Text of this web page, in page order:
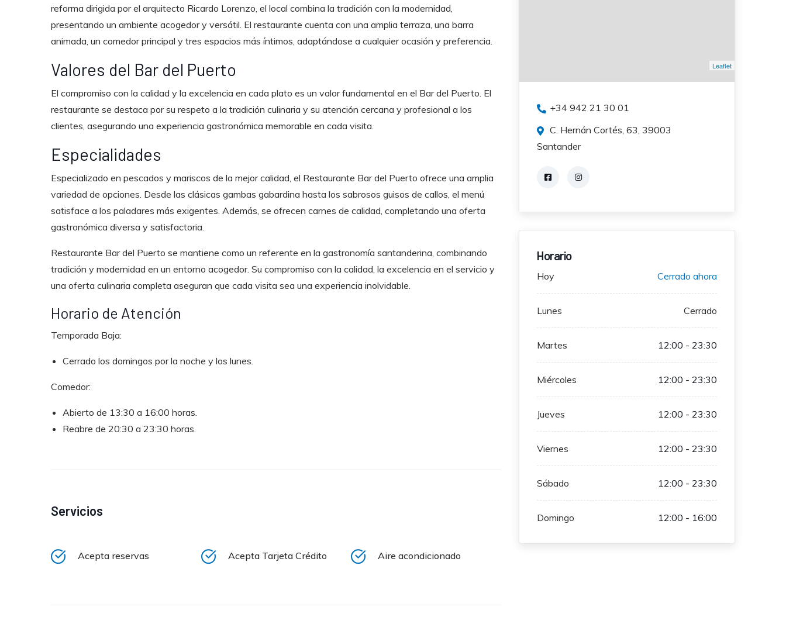
reforma dirigida por el arquitecto Ricardo Lorenzo, el local combina la tradición con la modernidad,
presentando un ambiente acogedor y versátil. El restaurante cuenta con una amplia terraza, una barra
animada, un comedor principal y tres espacios más íntimos, adaptándose a cualquier ocasión y preferencia.
Valores del Bar del Puerto
El compromiso con la calidad y la excelencia en cada plato es un valor fundamental en el Bar del Puerto. El
restaurante se destaca por su respeto a la tradición culinaria y su atención cercana y profesional a los
clientes, asegurando una experiencia gastronómica memorable en cada visita.
Especialidades
Especializado en pescados y mariscos de la mejor calidad, el Restaurante Bar del Puerto ofrece una amplia
variedad de opciones. Desde las clásicas gambas gabardina hasta los sabrosos guisos de callos, el menú
satisface a los paladares más exigentes. Además, se ofrecen carnes de calidad, completando una oferta
gastronómica diversa y satisfactoria.
Restaurante Bar del Puerto se mantiene como un referente en la gastronomía santanderina, combinando
tradición y modernidad en un entorno acogedor. Su compromiso con la calidad, la excelencia en el servicio y
una oferta culinaria completa aseguran que cada visita sea una experiencia inolvidable.
Horario de Atención
Temporada Baja:
Cerrado los domingos por la noche y los lunes.
Comedor:
Abierto de 13:30 a 16:00 horas.
Reabre de 20:30 a 23:30 horas.
Servicios
Acepta reservas Acepta Tarjeta Crédito Aire acondicionado
Leaflet
+34 942 21 30 01
C. Hernán Cortés, 63, 39003
Santander
Horario
Hoy Cerrado ahora
Lunes Cerrado
Martes 12:00 - 23:30
Miércoles 12:00 - 23:30
Jueves 12:00 - 23:30
Viernes 12:00 - 23:30
Sábado 12:00 - 23:30
Domingo 12:00 - 16:00